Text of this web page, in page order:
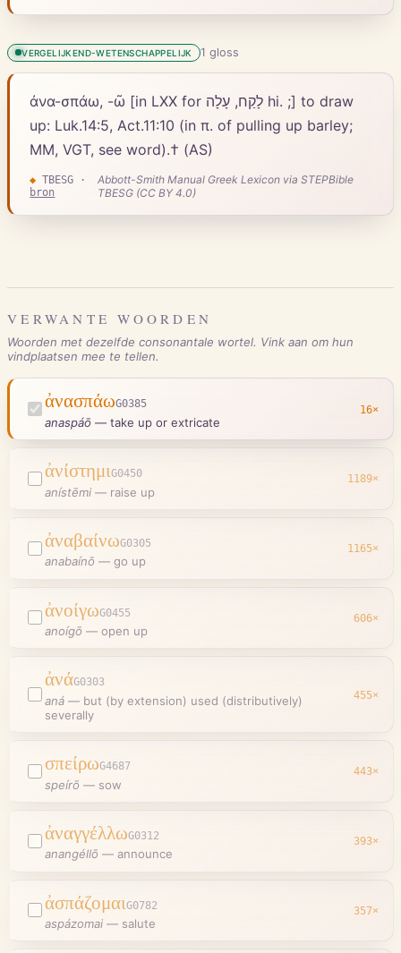
VERGELIJKEND-WETENSCHAPPELIJK 1 gloss
ἀνα-σπάω, -ῶ [in LXX for לָקַח, עָלָה hi. ;] to draw
up: Luk.14:5, Act.11:10 (in π. of pulling up barley;
MM, VGT, see word).† (AS)
◆ TBESG ·
bron
Abbott-Smith Manual Greek Lexicon via STEPBible
TBESG (CC BY 4.0)
VERWANTE WOORDEN
Woorden met dezelfde consonantale wortel. Vink aan om hun
vindplaatsen mee te tellen.
ἀνασπάωG0385
anaspáō — take up or extricate
16×
ἀνίστημιG0450
anístēmi — raise up
1189×
ἀναβαίνωG0305
anabaínō — go up
1165×
ἀνοίγωG0455
anoígō — open up
606×
ἀνάG0303
aná — but (by extension) used (distributively)
severally
455×
σπείρωG4687
speírō — sow
443×
ἀναγγέλλωG0312
anangéllō — announce
393×
ἀσπάζομαιG0782
aspázomai — salute
357×